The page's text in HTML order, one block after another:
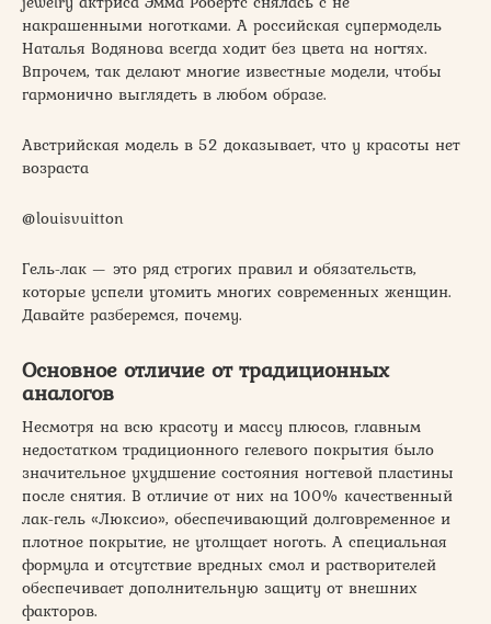
накрашенными ноготками. А российская супермодель
Наталья Водянова всегда ходит без цвета на ногтях.
Впрочем, так делают многие известные модели, чтобы
гармонично выглядеть в любом образе.
Австрийская модель в 52 доказывает, что у красоты нет
возраста
@louisvuitton
Гель-лак — это ряд строгих правил и обязательств,
которые успели утомить многих современных женщин.
Давайте разберемся, почему.
Основное отличие от традиционных
аналогов
Несмотря на всю красоту и массу плюсов, главным
недостатком традиционного гелевого покрытия было
значительное ухудшение состояния ногтевой пластины
после снятия. В отличие от них на 100% качественный
лак-гель «Люксио», обеспечивающий долговременное и
плотное покрытие, не утолщает ноготь. А специальная
формула и отсутствие вредных смол и растворителей
обеспечивает дополнительную защиту от внешних
факторов.